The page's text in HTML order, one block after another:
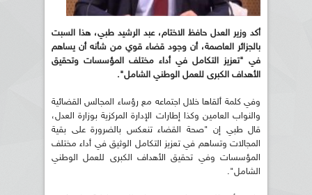
أكد وزير العدل حافظ الاختام، عبد الرشيد طبي، هذا السبت
بالجزائر العاصمة، أن وجود قضاء قوي من شأنه أن يساهم
في "تعزيز التكامل في أداء مختلف المؤسسات وتحقيق
الأهداف الكبرى للعمل الوطني الشامل".
وفي كلمة ألقاها خلال اجتماعه مع رؤساء المجالس القضائية
والنواب العامين وكذا إطارات الإدارة المركزية بوزارة العدل،
قال طبي إن "صحة القضاء تنعكس بالضرورة على بقية
المجالات وتساهم في تعزيز التكامل الوثيق في أداء مختلف
المؤسسات وفي تحقيق الأهداف الكبرى للعمل الوطني
الشامل".